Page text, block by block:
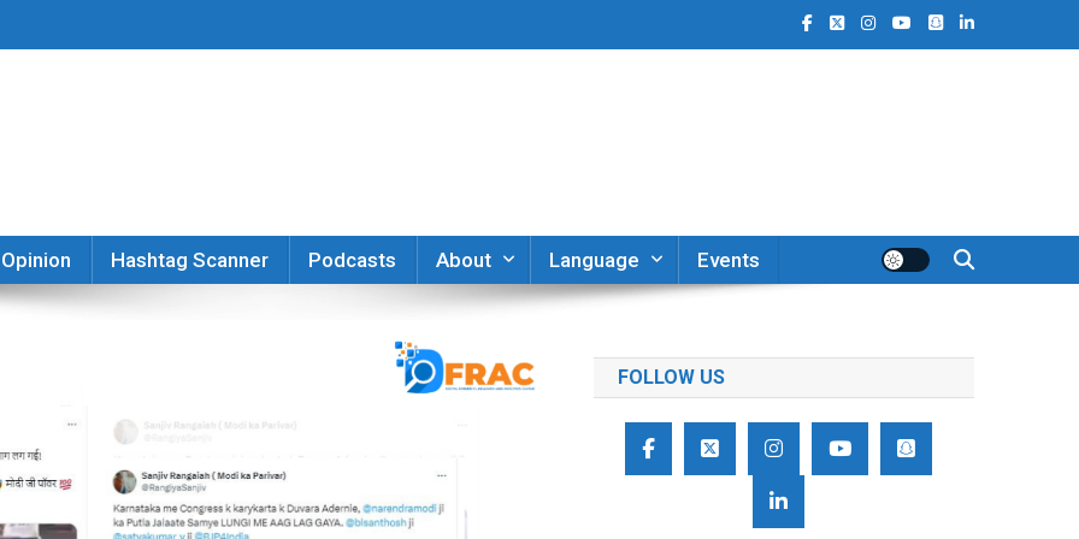
Opinion Hashtag Scanner Podcasts About Language Events
FOLLOW US